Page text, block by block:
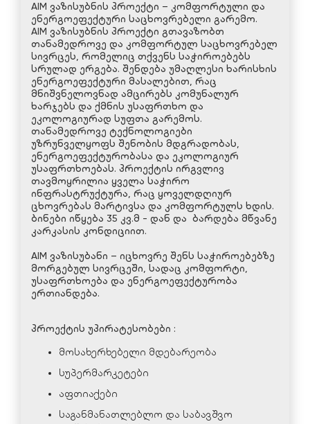
AIM ვაზისუბნის პროექტი – კომფორტული და
ენერგოეფექტური საცხოვრებელი გარემო.
AIM ვაზისუბნის პროექტი გთავაზობთ
თანამედროვე და კომფორტულ საცხოვრებელ
სივრცეს, რომელიც თქვენს საჭიროებებს
სრულად ერგება. შენდება უმაღლესი ხარისხის
ენერგოეფექტური მასალებით, რაც
მნიშვნელოვნად ამცირებს კომუნალურ
ხარჯებს და ქმნის უსაფრთხო და
ეკოლოგიურად სუფთა გარემოს.
თანამედროვე ტექნოლოგიები
უზრუნველყოფს შენობის მდგრადობას,
ენერგოეფექტურობასა და ეკოლოგიურ
უსაფრთხოებას. პროექტის ირგვლივ
თავმოყრილია ყველა საჭირო
ინფრასტრუქტურა, რაც ყოველდღიურ
ცხოვრებას მარტივსა და კომფორტულს ხდის.
ბინები იწყება 35 კვ.მ - დან და ბარდება მწვანე
კარკასის კონდიციით.
AIM ვაზისუბანი – იცხოვრე შენს საჭიროებებზე
მორგებულ სივრცეში, სადაც კომფორტი,
უსაფრთხოება და ენერგოეფექტურობა
ერთიანდება.
პროექტის უპირატესობები :
მოსახერხებელი მდებარეობა
სუპერმარკეტები
აფთიაქები
საგანმანათლებლო და საბავშვო
(ავეჯით და